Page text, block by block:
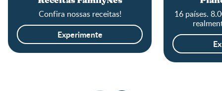
Confira nossas receitas!
Experimente
16 países.